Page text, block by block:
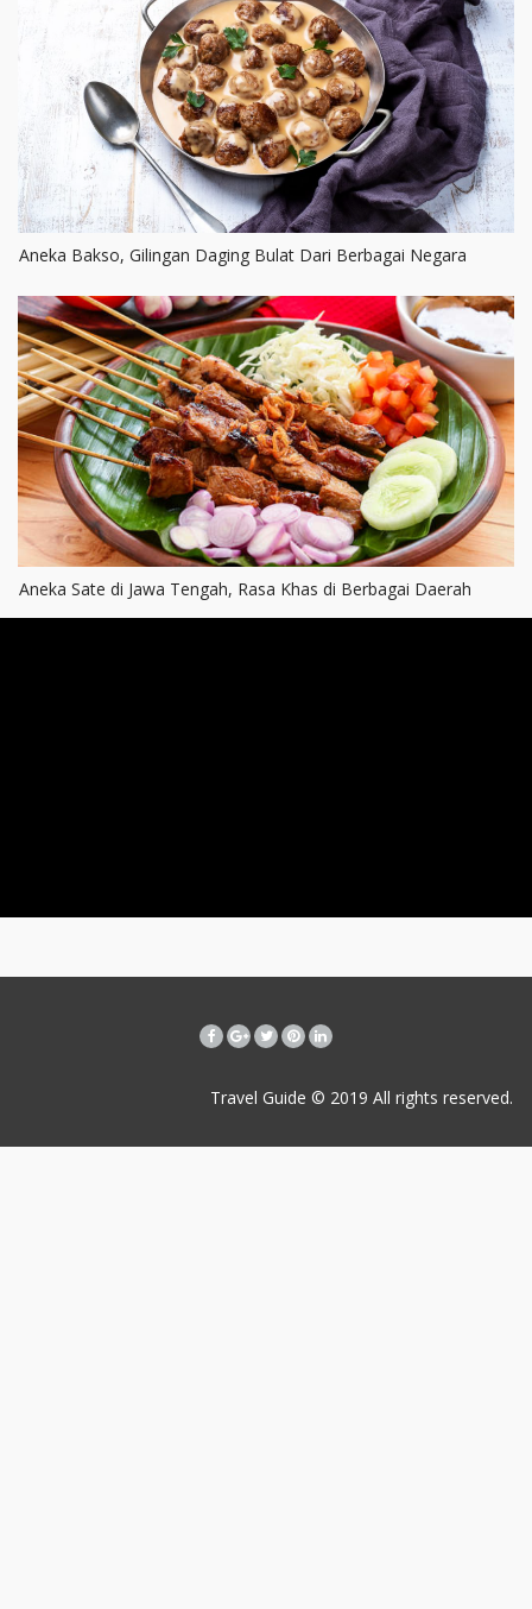
Aneka Bakso, Gilingan Daging Bulat Dari Berbagai Negara
Aneka Sate di Jawa Tengah, Rasa Khas di Berbagai Daerah
Travel Guide © 2019 All rights reserved.